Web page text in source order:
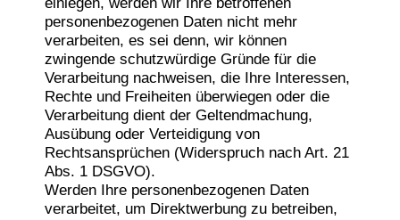
einlegen, werden wir Ihre betroffenen
personenbezogenen Daten nicht mehr
verarbeiten, es sei denn, wir können
zwingende schutzwürdige Gründe für die
Verarbeitung nachweisen, die Ihre Interessen,
Rechte und Freiheiten überwiegen oder die
Verarbeitung dient der Geltendmachung,
Ausübung oder Verteidigung von
Rechtsansprüchen (Widerspruch nach Art. 21
Abs. 1 DSGVO).
Werden Ihre personenbezogenen Daten
verarbeitet, um Direktwerbung zu betreiben,